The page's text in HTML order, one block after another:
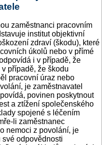
zaměstnanci pracovním
institut objektivní
zdraví (škodu), které
úkolů nebo v přímé
i v případě, že
případě, že škodu
pracovní úraz nebo
je zaměstnavatel
povinen poskytnout
a ztížení společenského
spojené s léčením
li zaměstnanec
nemoci z povolání, je
odpovědnosti